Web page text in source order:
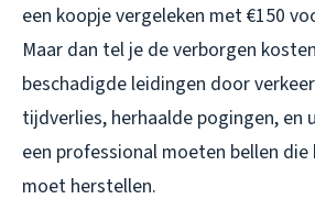
een koopje vergeleken met €150
Maar dan tel je de verborgen
beschadigde leidingen door
tijdverlies, herhaalde pogingen, en
een professional moeten bellen
moet herstellen.